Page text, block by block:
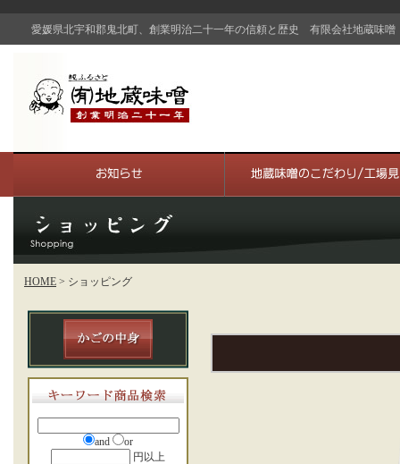
愛媛県北宇和郡鬼北町、創業明治二十一年の信頼と歴史 有限会社地蔵味噌
HOME > ショッピング
and
or
円以上